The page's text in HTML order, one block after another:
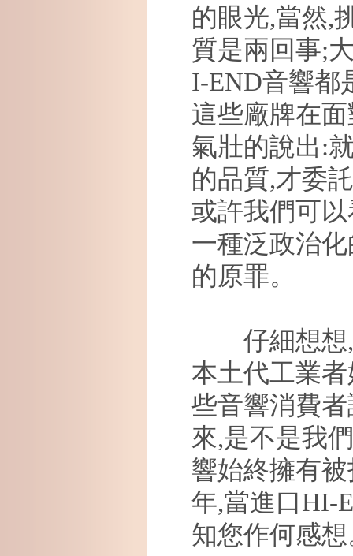
的眼光,當然,
質是兩回事;
I-END音響都
這些廠牌在
氣壯的說出:
的品質,才委
或許我們可
一種泛政治
的原罪。
仔細想想,
本土代工業
些音響消費
來,是不是我
響始終擁有
年,當進口HI-
知您作何感